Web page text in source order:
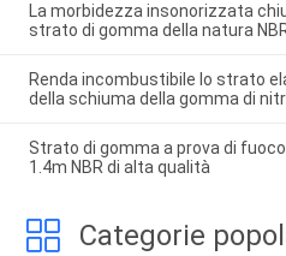
La morbidezza insonorizzata
strato di gomma della natura
Renda incombustibile lo strato
della schiuma della gomma di
Strato di gomma a prova di
1.4m NBR di alta qualità
Categorie